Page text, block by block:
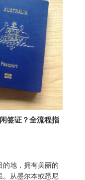
签证？全流程指
的地，拥有美丽的
。从墨尔本或悉尼